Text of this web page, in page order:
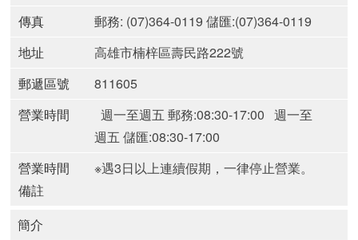
傳真
郵務: (07)364-0119 儲匯:(07)364-0119
地址
高雄市楠梓區壽民路222號
郵遞區號
811605
營業時間
週一至週五 郵務:08:30-17:00 週一至
週五 儲匯:08:30-17:00
營業時間
備註
※遇3日以上連續假期，一律停止營業。
簡介